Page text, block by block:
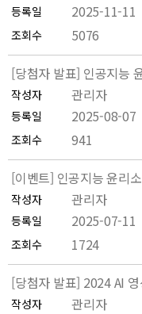
등록일 2025-11-11
조회수
5076
작성자 관리자
등록일 2025-08-07
조회수
941
작성자 관리자
등록일 2025-07-11
조회수
1724
작성자 관리자